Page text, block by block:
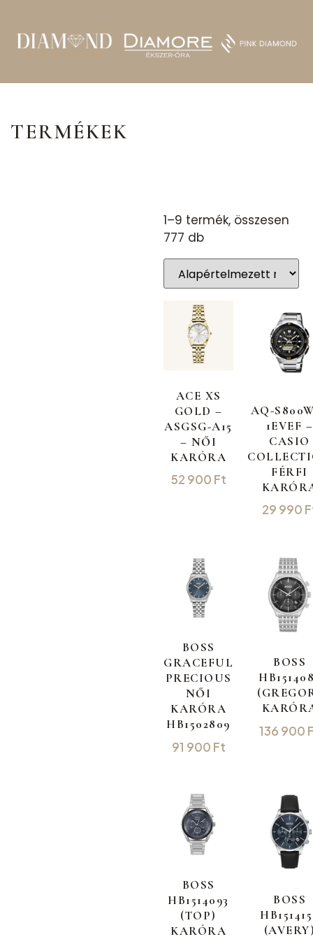
TERMÉKEK
1–9 termék, összesen
777 db
ACE XS
GOLD –
ASGSG-A15
– NŐI
KARÓRA
52 900 Ft
AQ-
1EVEF –
CASIO
FÉRFI
29 990
BOSS
GRACEFUL
PRECIOUS
NŐI
KARÓRA
HB1502809
91 900 Ft
BOSS
136 900
BOSS
HB1514093
(TOP)
KARÓRA
BOSS